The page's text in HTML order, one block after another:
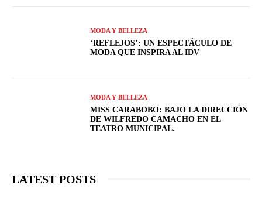
MODA Y BELLEZA
‘REFLEJOS’: UN ESPECTÁCULO DE
MODA QUE INSPIRA AL IDV
MODA Y BELLEZA
MISS CARABOBO: BAJO LA DIRECCIÓN
DE WILFREDO CAMACHO EN EL
TEATRO MUNICIPAL.
LATEST POSTS